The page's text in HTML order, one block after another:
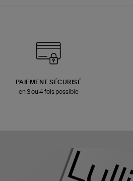
PAIEMENT SÉCURISÉ
en 3 ou 4 fois possible